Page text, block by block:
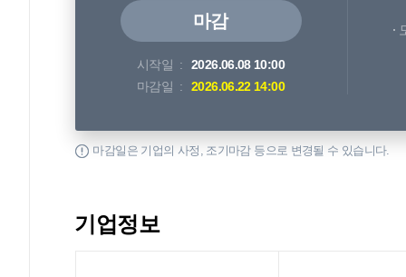
마감
시작일
2026.06.08 10:00
마감일
2026.06.22 14:00
마감일은 기업의 사정, 조기마감 등으로 변경될 수 있습니다.
기업정보